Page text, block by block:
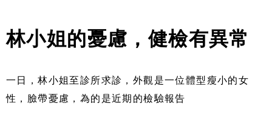
林小姐的憂慮，健檢有異常
一日，林小姐至診所求診，外觀是一位體型瘦小的女
性，臉帶憂慮，為的是近期的檢驗報告